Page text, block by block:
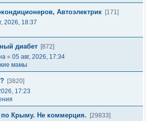
Автоэлектрик [171]
2026, 18:37
диабет [872]
« 05 авг, 2026, 17:34
мамы
[3820]
17:23
Крыму. Не коммерция.
[29833]